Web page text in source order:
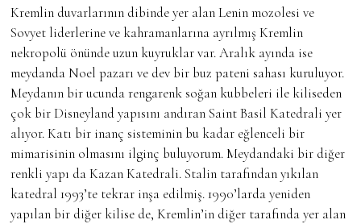
Kremlin duvarlarının dibinde yer alan Lenin mozolesi ve
Sovyet liderlerine ve kahramanlarına ayrılmış Kremlin
nekropolü önünde uzun kuyruklar var. Aralık ayında ise
meydanda Noel pazarı ve dev bir buz pateni sahası kuruluyor.
Meydanın bir ucunda rengarenk soğan kubbeleri ile kiliseden
çok bir Disneyland yapısını andıran Saint Basil Katedrali yer
alıyor. Katı bir inanç sisteminin bu kadar eğlenceli bir
mimarisinin olmasını ilginç buluyorum. Meydandaki bir diğer
renkli yapı da Kazan Katedrali. Stalin tarafından yıkılan
katedral 1993’te tekrar inşa edilmiş. 1990’larda yeniden
yapılan bir diğer kilise de, Kremlin’in diğer tarafında yer alan